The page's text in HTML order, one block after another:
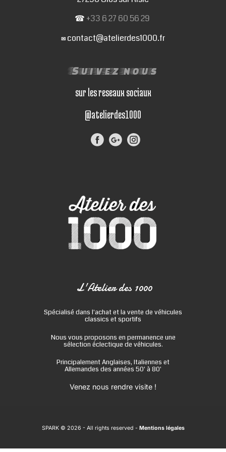
☎ +33 6 27 60 56 29
✉ contact@atelierdes1000.fr
Suivez nous
sur les reseaux sociaux
@atelierdes1000
L'Atelier des 1000
Spécialisé dans l'achat et la vente de véhicules
classics et sportifs
Nous vous proposons en permanence une
sélection éclectique de véhicules.
Principalement Anglaises, Italiennes et
Allemandes des années 50' à 80'
Venez nous rendre visite !
SPARK © 2026 - All rights reserved - Mentions légales